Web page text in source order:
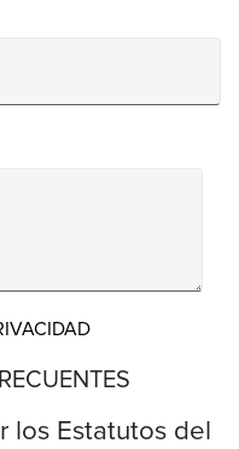
los Estatutos del